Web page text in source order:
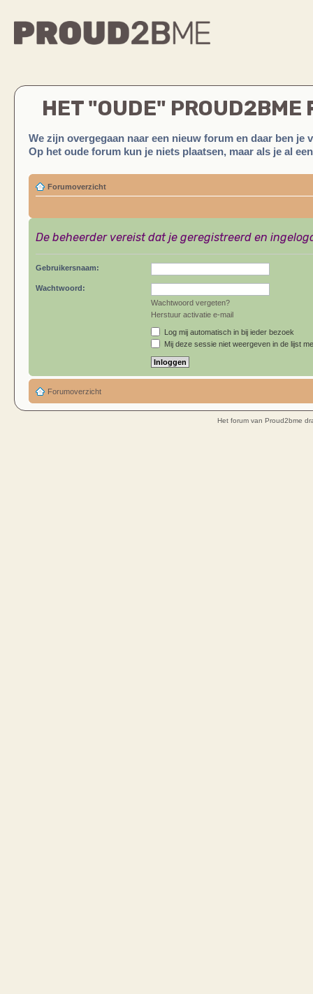
HET "OUDE" PROUD2BME
We zijn overgegaan naar een nieuw forum en daar ben je
Op het oude forum kun je niets plaatsen, maar als je al
Forumoverzicht
De beheerder vereist dat je geregistreerd en
Gebruikersnaam:
Wachtwoord:
Wachtwoord vergeten?
Herstuur activatie e-mail
Log mij automatisch in bij ieder bezoek
Mij deze sessie niet weergeven in de lijst
Forumoverzicht
Het forum van Proud2bme